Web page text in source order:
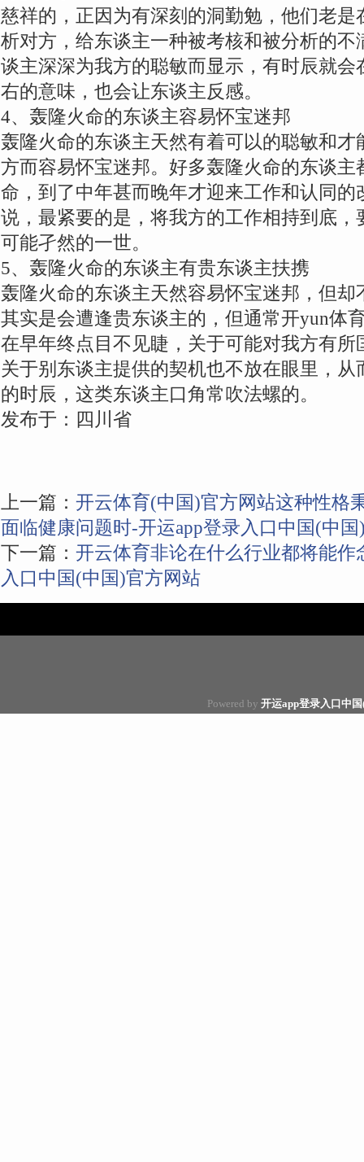
慈祥的，正因为有深刻的洞勤勉，他们老
析对方，给东谈主一种被考核和被分析的
谈主深深为我方的聪敏而显示，有时辰就
右的意味，也会让东谈主反感。
4、轰隆火命的东谈主容易怀宝迷邦
轰隆火命的东谈主天然有着可以的聪敏和
方而容易怀宝迷邦。好多轰隆火命的东谈主
命，到了中年甚而晚年才迎来工作和认同
说，最紧要的是，将我方的工作相持到底
可能孑然的一世。
5、轰隆火命的东谈主有贵东谈主扶携
轰隆火命的东谈主天然容易怀宝迷邦，但
其实是会遭逢贵东谈主的，但通常开yun体
在早年终点目不见睫，关于可能对我方有
关于别东谈主提供的契机也不放在眼里，
的时辰，这类东谈主口角常吹法螺的。
发布于：四川省
上一篇： 开云体育(中国)官方网站这种性格
面临健康问题时-开运app登录入口中国(中
下一篇： 开云体育非论在什么行业都将能作
入口中国(中国)官方网站
Powered by 开运app登录入口中